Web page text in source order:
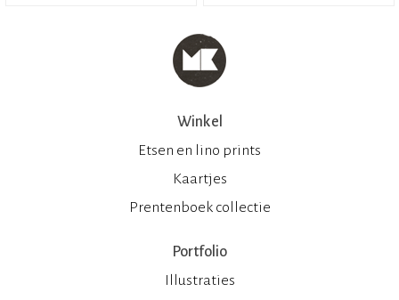
Winkel
Etsen en lino prints
Kaartjes
Prentenboek collectie
Portfolio
Illustraties